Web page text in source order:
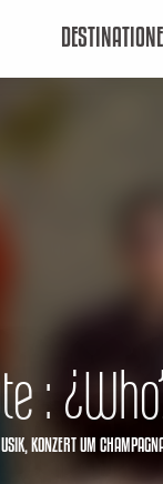
:
KONZERTUM